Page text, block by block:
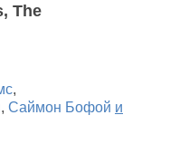
The
,
, Саймон Бофой и